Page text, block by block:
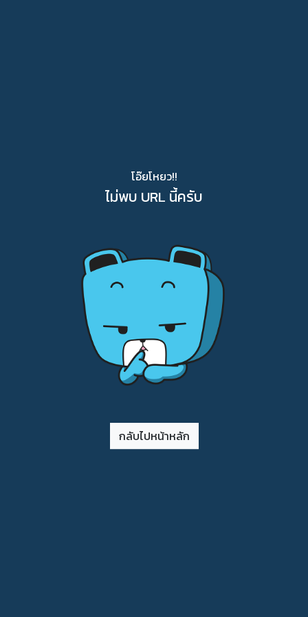
โอ๊ยโหยว!!
ไม่พบ URL นี้ครับ
กลับไปหน้าหลัก